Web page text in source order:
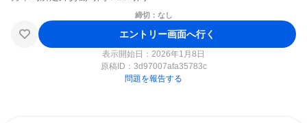
締切：なし
エントリー画面へ行く
表示開始日：2026年1月8日
原稿ID： 3d97007afa35783c
問題を報告する